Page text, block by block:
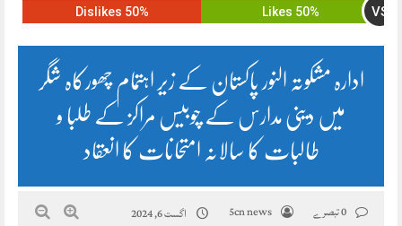
50% Likes VS
50% Dislikes
ادارہ مشکوتہ النور پاکستان کے زیر اہتمام چھورکاہ شگر
میں دینی مدارس کے چوبیس مراکز کے طلبا و
طالبات کا سالانہ امتحانات کا انعقاد
5cn news اگست 6, 2024